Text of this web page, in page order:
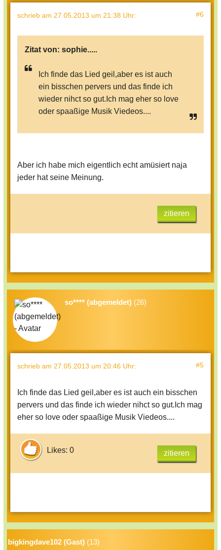
schrieb am 27.05.2013 um 21:38 Uhr: #6
Zitat von: sophie.....
Ich finde das Lied geil,aber es ist auch
ein bisschen pervers und das finde ich
wieder nihct so gut.Ich mag eher so love
oder spaaßige Musik Viedeos....
Aber ich habe mich eigentlich echt amüsiert naja
jeder hat seine Meinung.
zitieren
so**** (abgemeldet) (26)
schrieb am 27.05.2013 um 20:46 Uhr: #5
Ich finde das Lied geil,aber es ist auch ein bisschen
pervers und das finde ich wieder nihct so gut.Ich mag
eher so love oder spaaßige Musik Viedeos....
Likes: 0 zitieren
bigkingdave102 (Gast) (13)